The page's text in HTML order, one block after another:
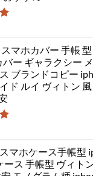
マホカバー 手帳
バー ギャラクシー
ブランドコピー
ド ルイ ヴィトン
マホケース手帳型
ース 手帳型 ヴィト